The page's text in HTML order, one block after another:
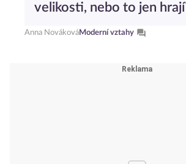
velikosti, nebo to jen
Anna NovákováModerní vztahy